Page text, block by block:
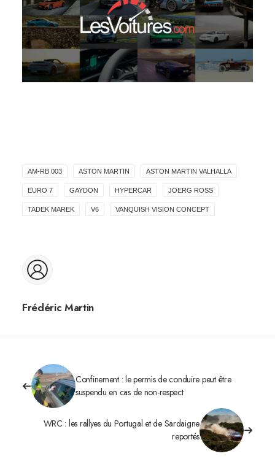
AM-RB 003 ASTON MARTIN ASTON MARTIN VALHALLA
EURO 7 GAYDON HYPERCAR JOERG ROSS
TADEK MAREK V6 VANQUISH VISION CONCEPT
Frédéric Martin
Confinement : le permis de conduire peut être
suspendu en cas de non-respect
WRC : les rallyes du Portugal et de Sardaigne
reportés